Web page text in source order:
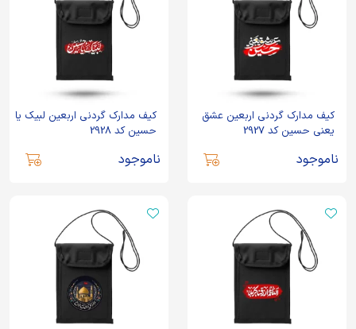
کیف مدارک گردنی اربعین عشق
یعنی حسین کد 2927
ناموجود
کیف مدارک گردنی اربعین لبیک یا
حسین کد 2928
ناموجود